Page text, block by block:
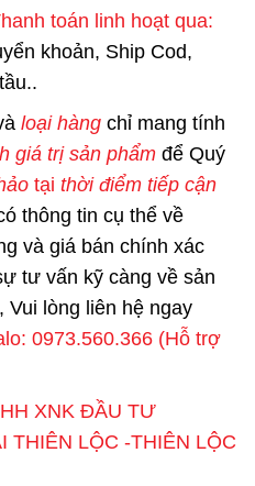
toán linh hoạt qua:
khoản, Ship Cod,
loại hàngchỉ mang tính
giá trị sản phẩmđể Quý
tại thời điểm tiếp cận
thông tin cụ thể về
và giá bán chính xác
tư vấn kỹ càng về sản
Vui lòng liên hệ ngay
0973.560.366 (Hỗ trợ
XNK ĐẦU TƯ
THIÊN LỘC -THIÊN LỘC